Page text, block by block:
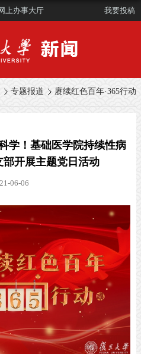
上办事大厅 我要投稿
专题报道 赓续红色百年·365行动
学！基础医学院持续性病
开展主题党日活动
06-06